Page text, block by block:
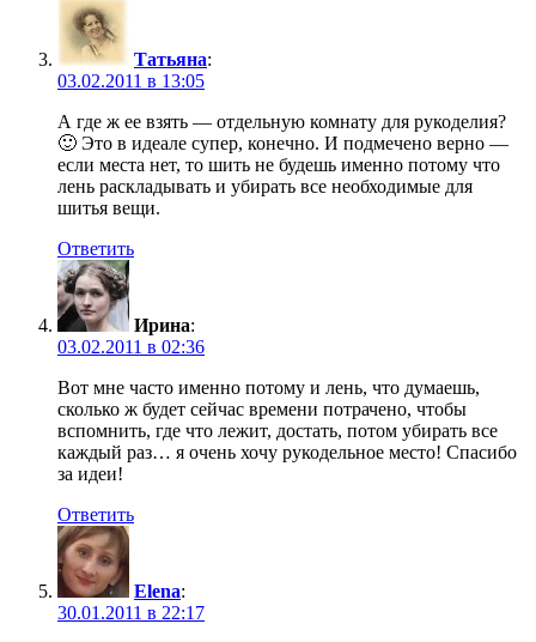
Татьяна:
03.02.2011 в 13:05
А где ж ее взять — отдельную комнату для рукоделия?
🙂 Это в идеале супер, конечно. И подмечено верно —
если места нет, то шить не будешь именно потому что
лень раскладывать и убирать все необходимые для
шитья вещи.
Ответить
Ирина:
03.02.2011 в 02:36
Вот мне часто именно потому и лень, что думаешь,
сколько ж будет сейчас времени потрачено, чтобы
вспомнить, где что лежит, достать, потом убирать все
каждый раз… я очень хочу рукодельное место! Спасибо
за идеи!
Ответить
Elena:
30.01.2011 в 22:17